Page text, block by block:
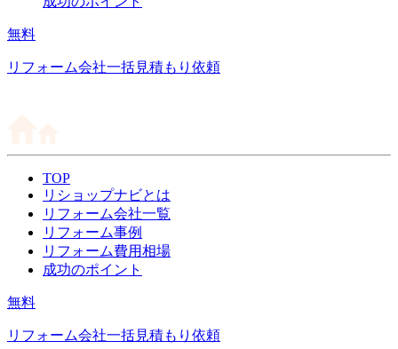
無料
リフォーム会社一括見積もり依頼
TOP
リショップナビとは
リフォーム会社一覧
リフォーム事例
リフォーム費用相場
成功のポイント
無料
リフォーム会社一括見積もり依頼